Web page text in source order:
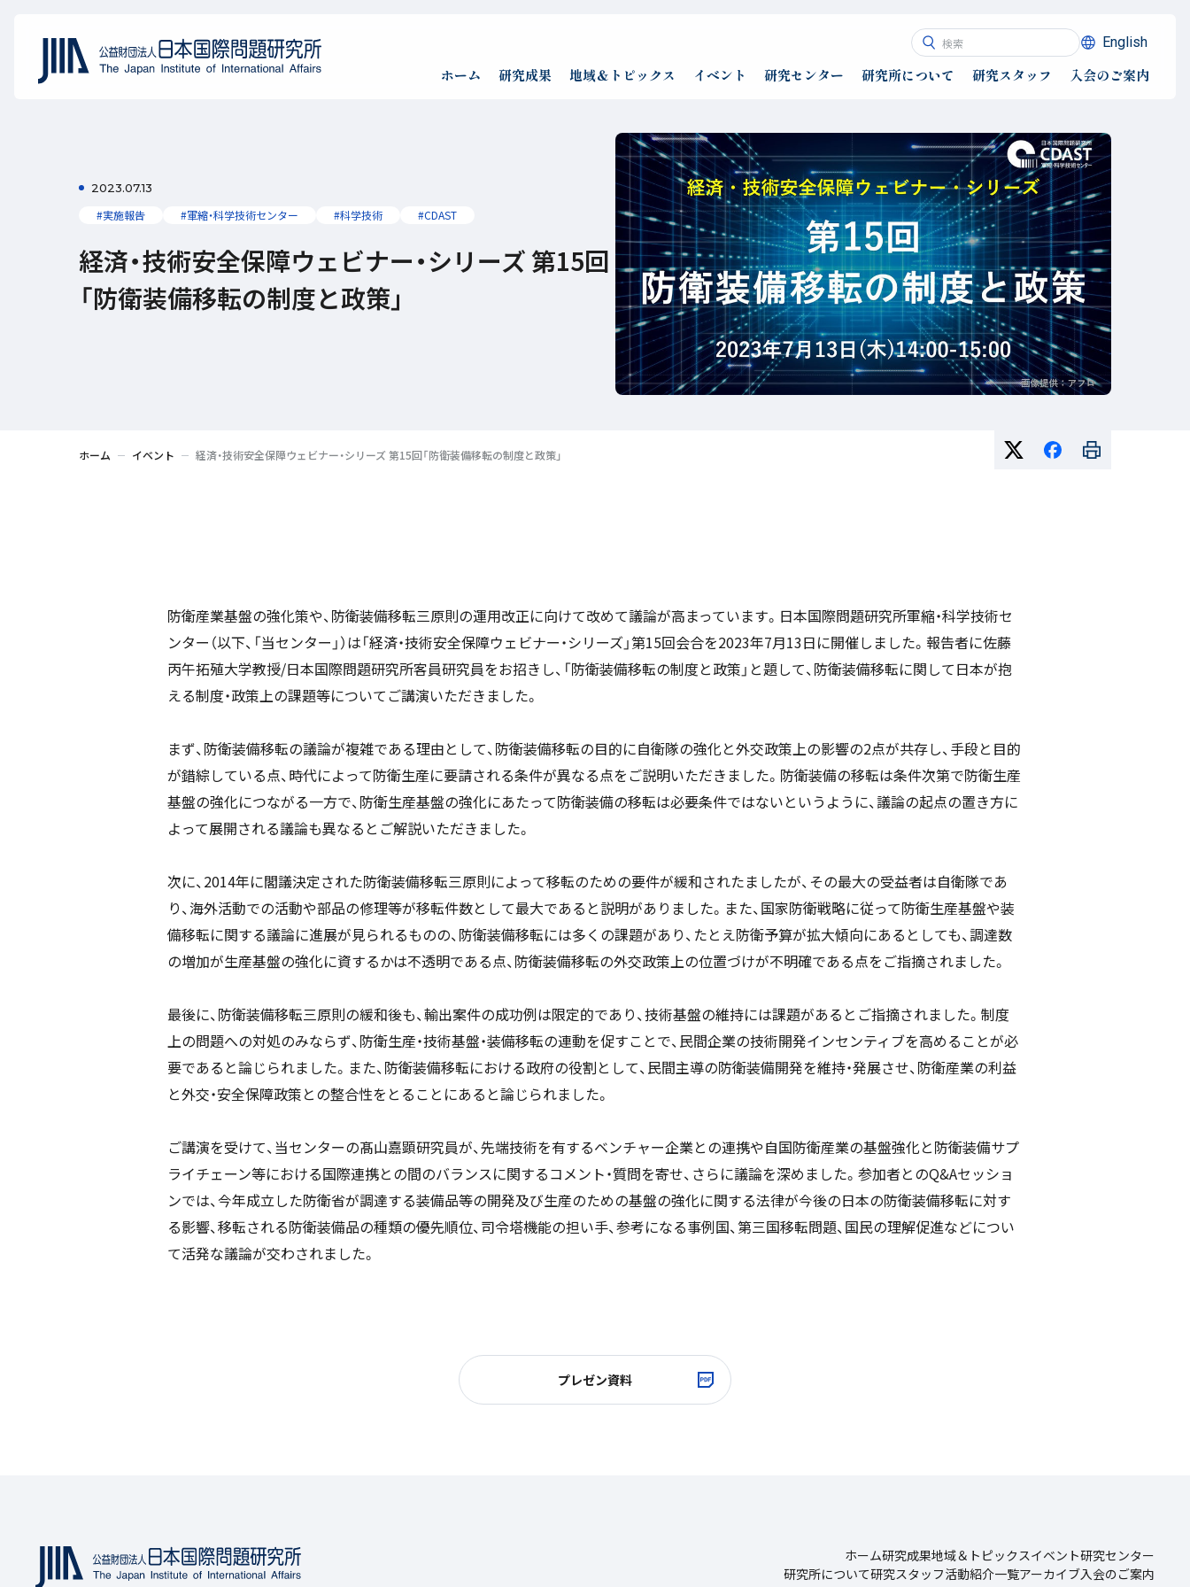
English
ホーム 研究成果 地域＆トピックス イベント 研究センター 研究所について 研究スタッフ 入会のご案内
2023.07.13
#実施報告 #軍縮・科学技術センター #科学技術 #CDAST
経済・技術安全保障ウェビナー・シリーズ 第15回
「防衛装備移転の制度と政策」
ホーム イベント 経済・技術安全保障ウェビナー・シリーズ 第15回「防衛装備移転の制度と政策」
防衛産業基盤の強化策や、防衛装備移転三原則の運用改正に向けて改めて議論が高まっています。日本国際問題研究所軍縮・科学技術セ
ンター（以下、「当センター」）は「経済・技術安全保障ウェビナー・シリーズ」第15回会合を2023年7月13日に開催しました。報告者に佐藤
丙午拓殖大学教授/日本国際問題研究所客員研究員をお招きし、「防衛装備移転の制度と政策」と題して、防衛装備移転に関して日本が抱
える制度・政策上の課題等についてご講演いただきました。
まず、防衛装備移転の議論が複雑である理由として、防衛装備移転の目的に自衛隊の強化と外交政策上の影響の2点が共存し、手段と目的
が錯綜している点、時代によって防衛生産に要請される条件が異なる点をご説明いただきました。防衛装備の移転は条件次第で防衛生産
基盤の強化につながる一方で、防衛生産基盤の強化にあたって防衛装備の移転は必要条件ではないというように、議論の起点の置き方に
よって展開される議論も異なるとご解説いただきました。
次に、2014年に閣議決定された防衛装備移転三原則によって移転のための要件が緩和されたましたが、その最大の受益者は自衛隊であ
り、海外活動での活動や部品の修理等が移転件数として最大であると説明がありました。また、国家防衛戦略に従って防衛生産基盤や装
備移転に関する議論に進展が見られるものの、防衛装備移転には多くの課題があり、たとえ防衛予算が拡大傾向にあるとしても、調達数
の増加が生産基盤の強化に資するかは不透明である点、防衛装備移転の外交政策上の位置づけが不明確である点をご指摘されました。
最後に、防衛装備移転三原則の緩和後も、輸出案件の成功例は限定的であり、技術基盤の維持には課題があるとご指摘されました。制度
上の問題への対処のみならず、防衛生産・技術基盤・装備移転の連動を促すことで、民間企業の技術開発インセンティブを高めることが必
要であると論じられました。また、防衛装備移転における政府の役割として、民間主導の防衛装備開発を維持・発展させ、防衛産業の利益
と外交・安全保障政策との整合性をとることにあると論じられました。
ご講演を受けて、当センターの髙山嘉顕研究員が、先端技術を有するベンチャー企業との連携や自国防衛産業の基盤強化と防衛装備サプ
ライチェーン等における国際連携との間のバランスに関するコメント・質問を寄せ、さらに議論を深めました。参加者とのQ&Aセッショ
ンでは、今年成立した防衛省が調達する装備品等の開発及び生産のための基盤の強化に関する法律が今後の日本の防衛装備移転に対す
る影響、移転される防衛装備品の種類の優先順位、司令塔機能の担い手、参考になる事例国、第三国移転問題、国民の理解促進などについ
て活発な議論が交わされました。
プレゼン資料
ホーム研究成果地域＆トピックスイベント研究センター
研究所について研究スタッフ活動紹介一覧アーカイブ入会のご案内